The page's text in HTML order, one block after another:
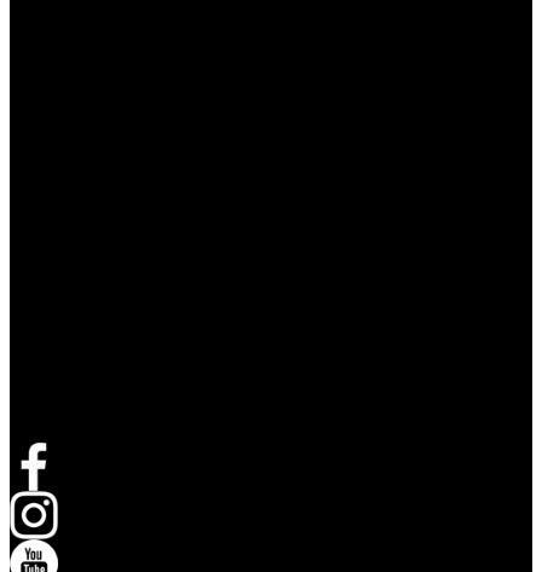
opent in een nieuw tabblad
opent in een nieuw tabblad
opent in een nieuw tabblad